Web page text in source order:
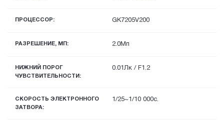
ПРОЦЕССОР: GK7205V200
РАЗРЕШЕНИЕ, МП: 2.0Мп
НИЖНИЙ ПОРОГ
ЧУВСТВИТЕЛЬНОСТИ:
0.01Лк / F1.2
СКОРОСТЬ ЭЛЕКТРОННОГО
ЗАТВОРА:
1/25~1/10 000с.